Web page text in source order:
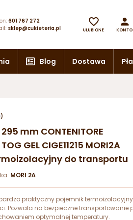
601 767 272
sklep@cukieteria.pl

ULUBIONE

KONTO
Blog Dostawa
mm CONTENITORE
GEL CIGE11215 MORI2A
do transportu
MORI 2A
bardzo praktyczny pojemnik
Pozwala na bezpieczne transportowanie
optymalnej temperatury.